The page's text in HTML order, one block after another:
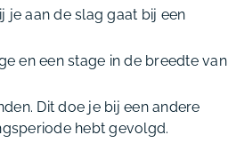
je aan de slag gaat bij een
en een stage in de breedte van
Dit doe je bij een andere
hebt gevolgd.